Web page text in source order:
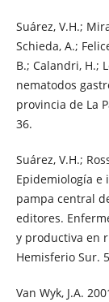
Suárez, V.H.;
Schieda, A.;
B.; Calandri, H.;
nematodos
provincia de La
36.
Suárez, V.H.;
Epidemiología e
pampa central
editores.
y productiva en
Hemisferio Sur.
Van Wyk, J.A.